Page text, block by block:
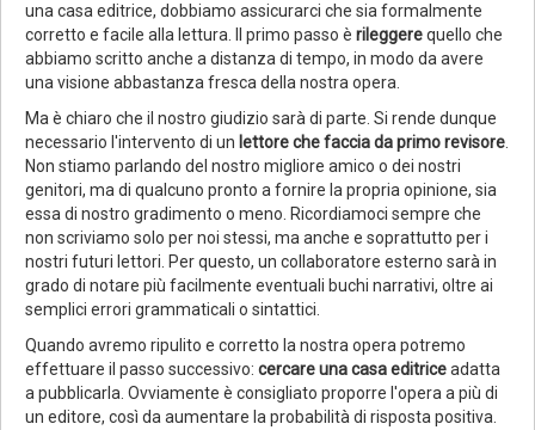
una casa editrice, dobbiamo assicurarci che sia formalmente
corretto e facile alla lettura. Il primo passo è rileggerequello che
abbiamo scritto anche a distanza di tempo, in modo da avere
una visione abbastanza fresca della nostra opera.
Ma è chiaro che il nostro giudizio sarà di parte. Si rende dunque
necessario l'intervento di un lettore che faccia da primo revisore.
Non stiamo parlando del nostro migliore amico o dei nostri
genitori, ma di qualcuno pronto a fornire la propria opinione, sia
essa di nostro gradimento o meno. Ricordiamoci sempre che
non scriviamo solo per noi stessi, ma anche e soprattutto per i
nostri futuri lettori. Per questo, un collaboratore esterno sarà in
grado di notare più facilmente eventuali buchi narrativi, oltre ai
semplici errori grammaticali o sintattici.
Quando avremo ripulito e corretto la nostra opera potremo
effettuare il passo successivo: cercare una casa editriceadatta
a pubblicarla. Ovviamente è consigliato proporre l'opera a più di
un editore, così da aumentare la probabilità di risposta positiva.